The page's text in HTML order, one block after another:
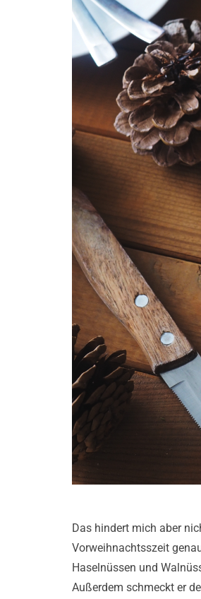
Das hindert mich aber
Vorweihnachtsszeit
Haselnüssen und
Außerdem schmeckt er